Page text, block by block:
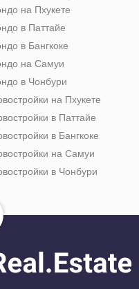
на Пхукете
в Паттайе
в Бангкоке
на Самуи
в Чонбури
на Пхукете
в Паттайе
в Бангкоке
на Самуи
в Чонбури